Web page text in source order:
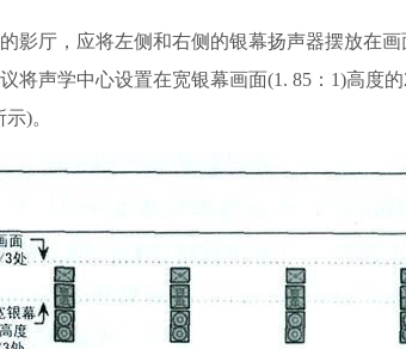
厅，应将左侧和右侧的银幕扬声器摆放在画
将声学中心设置在宽银幕画面(1. 85：1)高度
所示)。